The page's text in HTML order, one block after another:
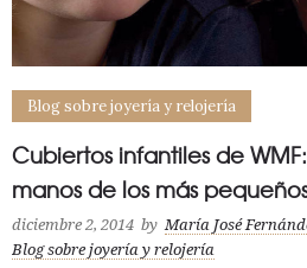
Blog sobre joyería y relojería
Cubiertos infantiles de
manos de los más
diciembre 2, 2014 by María José
Blog sobre joyería y relojería